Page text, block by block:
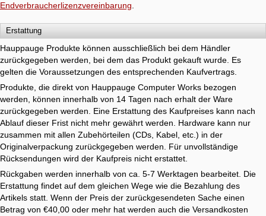
Endverbraucherlizenzvereinbarung
Erstattung
Hauppauge Produkte können ausschließlich bei dem Händler
zurückgegeben werden, bei dem das Produkt gekauft wurde. Es
gelten die Voraussetzungen des entsprechenden Kaufvertrags.
Produkte, die direkt von Hauppauge Computer Works bezogen
werden, können innerhalb von 14 Tagen nach erhalt der Ware
zurückgegeben werden. Eine Erstattung des Kaufpreises kann nach
Ablauf dieser Frist nicht mehr gewährt werden. Hardware kann nur
zusammen mit allen Zubehörteilen (CDs, Kabel, etc.) in der
Originalverpackung zurückgegeben werden. Für unvollständige
Rücksendungen wird der Kaufpreis nicht erstattet.
Rückgaben werden innerhalb von ca. 5-7 Werktagen bearbeitet. Die
Erstattung findet auf dem gleichen Wege wie die Bezahlung des
Artikels statt. Wenn der Preis der zurückgesendeten Sache einen
Betrag von €40,00 oder mehr hat werden auch die Versandkosten